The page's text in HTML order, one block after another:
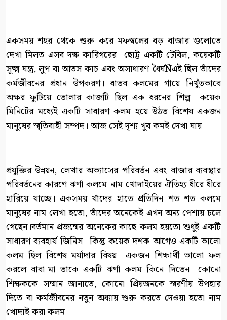
একসময় শহর থেকে শুরু করে মফস্বলের বড় বাজার গুলোতে
দেখা মিলত এসব দক্ষ কারিগরের। ছোট্ট একটি টেবিল, কয়েকটি
সূক্ষ্ম যন্ত্র, লুপ বা আতস কাচ এবং অসাধারণ ধৈর্যÑএই ছিল তাঁদের
কর্মজীবনের প্রধান উপকরণ। ধাতব কলমের গায়ে নিখুঁতভাবে
অক্ষর ফুটিয়ে তোলার কাজটি ছিল এক ধরনের শিল্প। কয়েক
মিনিটের মধ্যেই একটি সাধারণ কলম হয়ে উঠত বিশেষ একজন
মানুষের স্মৃতিবাহী সম্পদ। আজ সেই দৃশ্য খুব কমই দেখা যায়।
প্রযুক্তির উন্নয়ন, লেখার অভ্যাসের পরিবর্তন এবং বাজার ব্যবস্থার
পরিবর্তনের কারণে ঝর্ণা কলমে নাম খোদাইয়ের ঐতিহ্য ধীরে ধীরে
হারিয়ে যাচ্ছে। একসময় যাঁদের হাতে প্রতিদিন শত শত কলমে
মানুষের নাম লেখা হতো, তাঁদের অনেকেই এখন অন্য পেশায় চলে
গেছেন।বর্তমান প্রজন্মের অনেকের কাছে কলম হয়তো শুধুই একটি
সাধারণ ব্যবহার্য জিনিস। কিন্তু কয়েক দশক আগেও একটি ভালো
কলম ছিল বিশেষ মর্যাদার বিষয়। একজন শিক্ষার্থী ভালো ফল
করলে বাবা-মা তাকে একটি ঝর্ণা কলম কিনে দিতেন। কোনো
শিক্ষককে সম্মান জানাতে, কোনো প্রিয়জনকে স্মরণীয় উপহার
দিতে বা কর্মজীবনের নতুন অধ্যায় শুরু করতে দেওয়া হতো নাম
খোদাই করা কলম।